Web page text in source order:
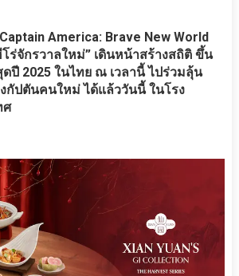
America: Brave New World
ร่จักรวาลใหม่” เดินหน้าสร้างสถิติ ขึ้น
ปี 2025 ในไทย ณ เวลานี้ ไปร่วมลุ้น
กัปตันคนใหม่ ได้แล้ววันนี้ ในโรง
ศ